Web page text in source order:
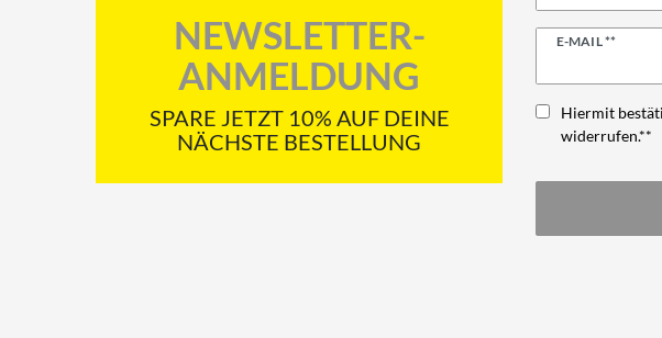
NEWSLETTER-
ANMELDUNG
SPARE JETZT 10% AUF DEINE
NÄCHSTE BESTELLUNG
E-MAIL **
Newsletter
Hiermit
widerrufen.**